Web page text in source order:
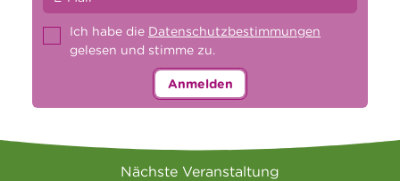
Ich habe die Datenschutzbestimmungen
gelesen und stimme zu.
Anmelden
Nächste Veranstaltung